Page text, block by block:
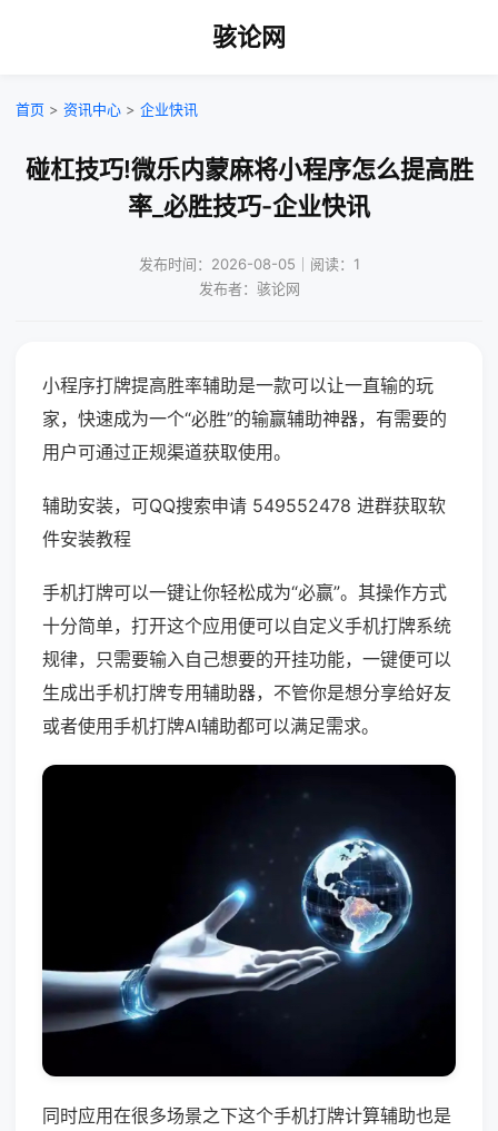
骇论网
首页 > 资讯中心 > 企业快讯
碰杠技巧!微乐内蒙麻将小程序怎么提高胜
率_必胜技巧-企业快讯
发布时间：2026-08-05｜阅读：1
发布者：骇论网
小程序打牌提高胜率辅助是一款可以让一直输的玩
家，快速成为一个“必胜”的输赢辅助神器，有需要的
用户可通过正规渠道获取使用。
辅助安装，可QQ搜索申请 549552478 进群获取软
件安装教程
手机打牌可以一键让你轻松成为“必赢”。其操作方式
十分简单，打开这个应用便可以自定义手机打牌系统
规律，只需要输入自己想要的开挂功能，一键便可以
生成出手机打牌专用辅助器，不管你是想分享给好友
或者使用手机打牌AI辅助都可以满足需求。
同时应用在很多场景之下这个手机打牌计算辅助也是